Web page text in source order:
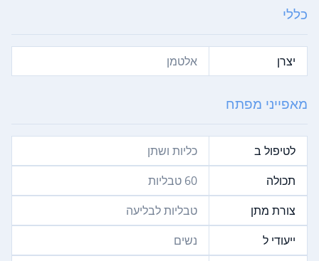
כללי
יצרן אלטמן
מאפייני מפתח
לטיפול ב
כליות ושתן
תכולה
60 טבליות
צורת מתן
טבליות לבליעה
ייעודי ל
נשים